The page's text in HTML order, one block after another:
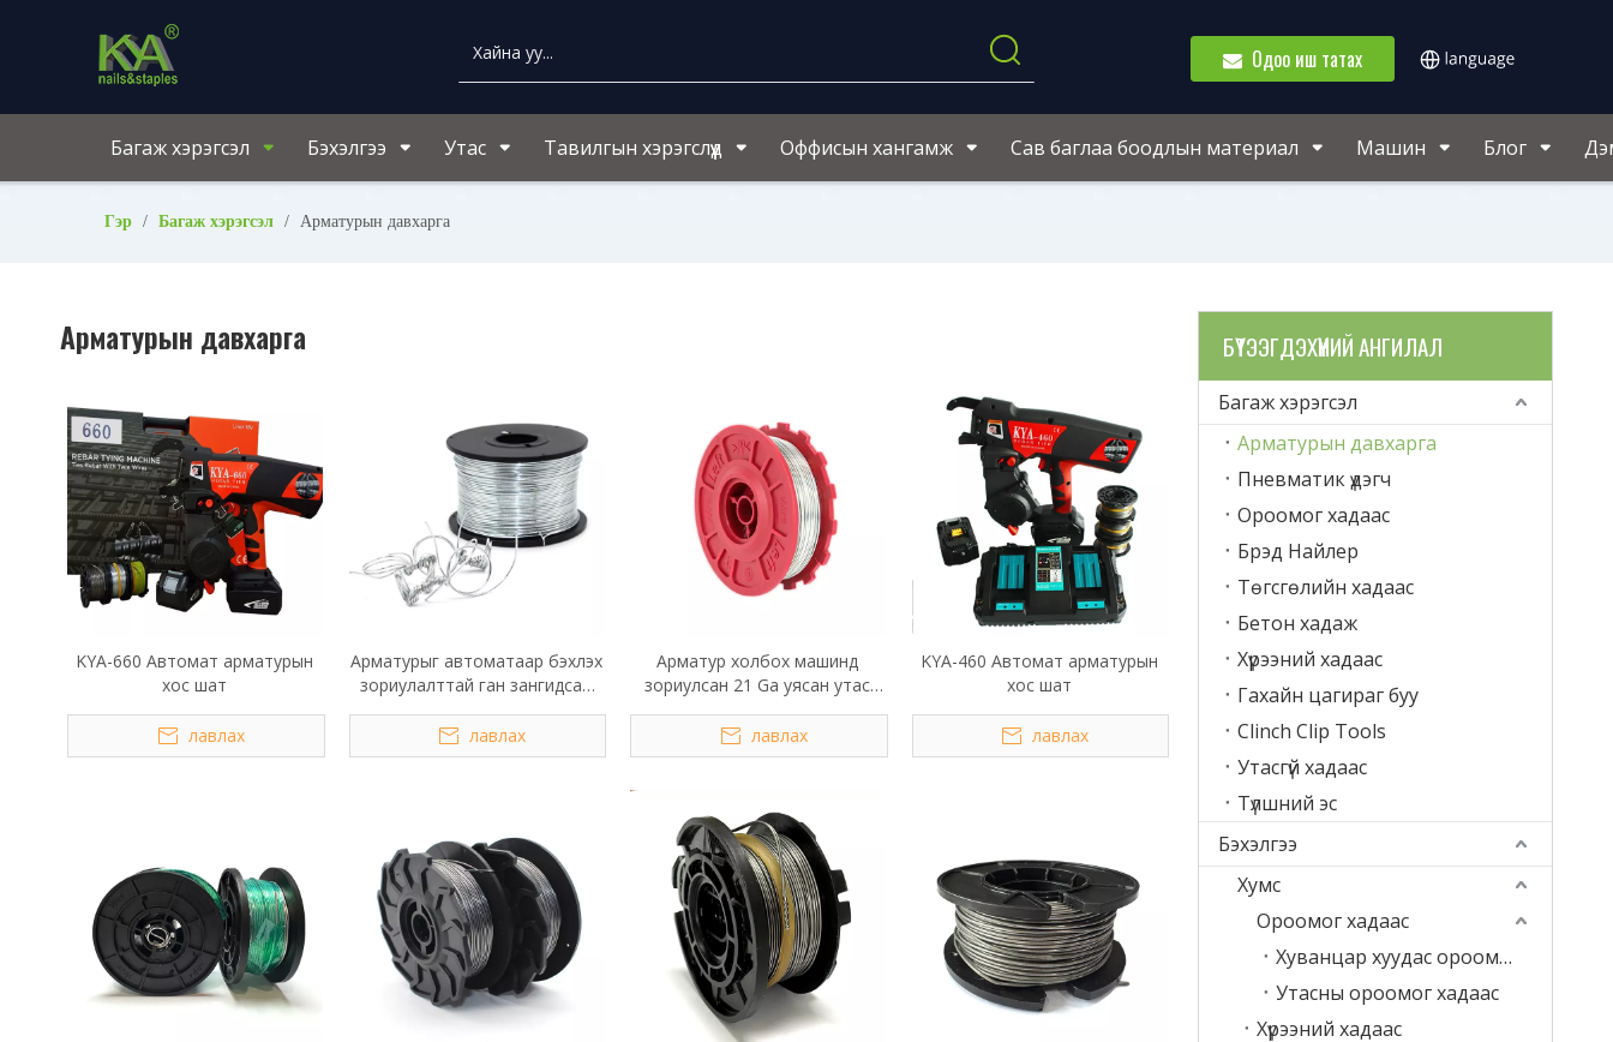
Одоо иш татах
Багаж хэрэгсэл Бэхэлгээ Утас Тавилгын хэрэгслүүд Оффисын хангамж Сав баглаа боодлын материал Машин Блог
Гэр / Багаж хэрэгсэл / Арматурын давхарга
Арматурын давхарга
KYA-660 Автомат арматурын
хос шат
лавлах
Арматурыг автоматаар бэхлэх
зориулалттай ган зангидсан
утас уях өнхрөх
лавлах
Арматур холбох машинд
зориулсан 21 Ga уясан утас
ороомог
лавлах
KYA-460 Автомат арматурын
хос шат
лавлах
БҮТЭЭГДЭХҮҮНИЙ АНГИЛАЛ
Багаж хэрэгсэл
Арматурын давхарга
Пневматик үдэгч
Ороомог хадаас
Брэд Найлер
Төгсгөлийн хадаас
Бетон хадаж
Хүрээний хадаас
Гахайн цагираг буу
Clinch Clip Tools
Утасгүй хадаас
Түлшний эс
Бэхэлгээ
Хумс
Ороомог хадаас
Хуванцар хуудас ороомог хадаас
Утасны ороомог хадаас
Хүрээний хадаас